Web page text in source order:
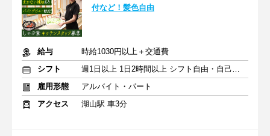
付など！髪色自由
給与
時給1030円以上＋交通費
シフト
週1日以上 1日2時間以上 シフト自由・自己申告
雇用形態
アルバイト・パート
アクセス
湖山駅 車3分